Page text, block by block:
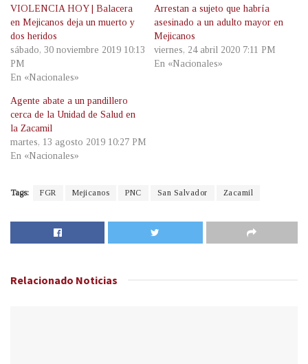
VIOLENCIA HOY | Balacera
en Mejicanos deja un muerto y
dos heridos
sábado, 30 noviembre 2019 10:13
PM
En «Nacionales»
Arrestan a sujeto que habría
asesinado a un adulto mayor en
Mejicanos
viernes, 24 abril 2020 7:11 PM
En «Nacionales»
Agente abate a un pandillero
cerca de la Unidad de Salud en
la Zacamil
martes, 13 agosto 2019 10:27 PM
En «Nacionales»
Tags: FGR Mejicanos PNC San Salvador Zacamil
Relacionado Noticias